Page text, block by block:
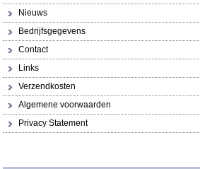
Nieuws
Bedrijfsgegevens
Contact
Links
Verzendkosten
Algemene voorwaarden
Privacy Statement